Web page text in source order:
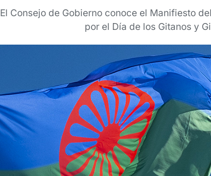
El Consejo de Gobierno conoce el Manifiesto
por el Día de los Gitanos y